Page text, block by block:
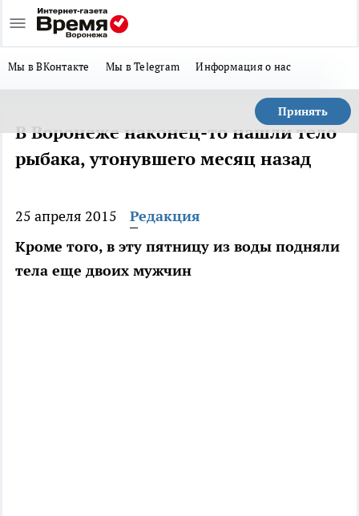
Мы в ВКонтакте Мы в Telegram Информация о нас
Принять
В Воронеже наконец-то нашли тело
рыбака, утонувшего месяц назад
25 апреля 2015
Редакция
Кроме того, в эту пятницу из воды подняли
тела еще двоих мужчин